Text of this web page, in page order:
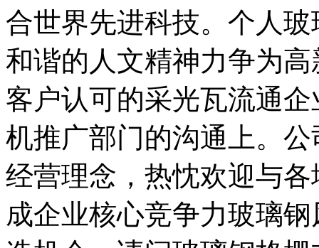
合世界先进科技。个人
和谐的人文精神力争为
客户认可的采光瓦流通
机推广部门的沟通上。
经营理念，热忱欢迎与
成企业核心竞争力玻璃